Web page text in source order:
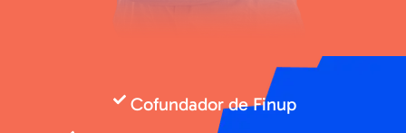
Cofundador de Finup